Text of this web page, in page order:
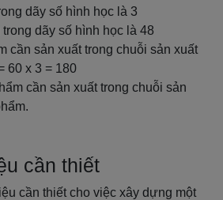
dãy số hình học là 3
dãy số hình học là 48
cần sản xuất trong chuỗi sản xuất
60 x 3 = 180
cần sản xuất trong chuỗi sản
cần thiết
cần thiết cho việc xây dựng một